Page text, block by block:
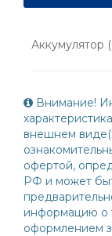
Аккумулятор
Внимание!
внешнем
офертой,
РФ и может
информацию о
оформлением